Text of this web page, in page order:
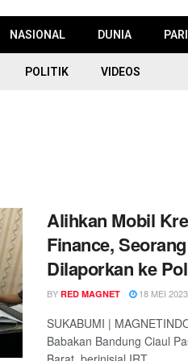
NASIONAL DUNIA
POLITIK VIDEOS
Alihkan Mobil
Finance,
Dilaporkan ke
BY RED MAGNET 18 MEI 2023
SUKABUMI |
Babakan Bandung Ciaul